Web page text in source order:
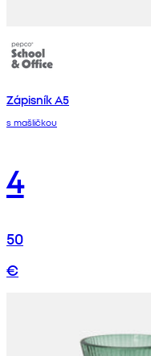
Zápisník A5
s mašličkou
4
50
€